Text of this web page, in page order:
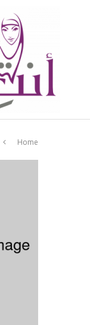
Home